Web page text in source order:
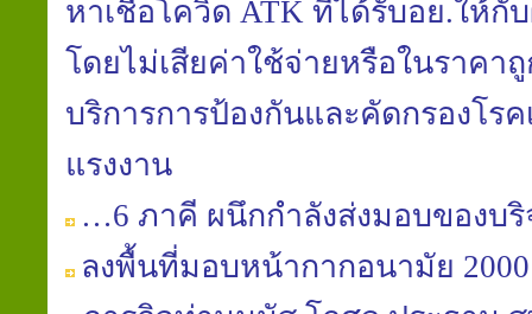
หาเชื้อโควิด ATK ที่ได้รับอย.ให้กั
โดยไม่เสียค่าใช้จ่ายหรือในราคา
บริการการป้องกันและคัดกรองโร
แรงงาน
…6 ภาคี ผนึกกำลังส่งมอบของบ
ลงพื้นที่มอบหน้ากากอนามัย